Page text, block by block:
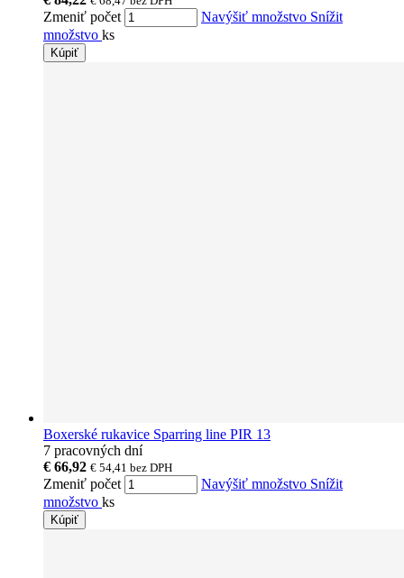
Zmeniť počet Navýšiť množstvo Snížit
množstvo ks
Kúpiť
Boxerské rukavice Sparring line PIR 13
7 pracovných dní
€ 66,92 € 54,41 bez DPH
Zmeniť počet Navýšiť množstvo Snížit
množstvo ks
Kúpiť